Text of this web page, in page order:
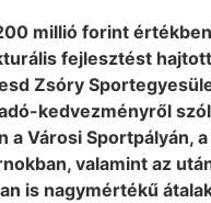
millió forint
fejlesztést
Zsóry
kedvezményről
a Városi Sportpályán,
valamint az
is nagymértékű